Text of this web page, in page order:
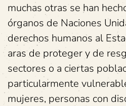
muchas otras se han
órganos de Naciones
derechos humanos al
aras de proteger y de
sectores o a ciertas
particularmente
mujeres, personas con